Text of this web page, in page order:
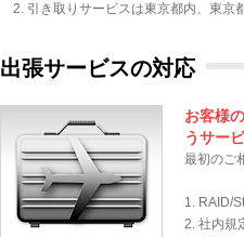
引き取りサービスは東京都内、東京
出張サービスの対応
お客様
うサー
最初のご
1. RAID/
2. 社内規